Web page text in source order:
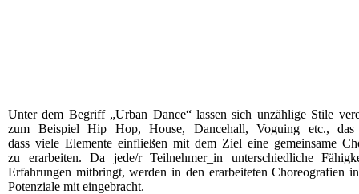
Unter dem Begriff „Urban Dance“ lassen sich unzählige Stile
zum Beispiel Hip Hop, House, Dancehall, Voguing etc., das
dass viele Elemente einfließen mit dem Ziel eine gemeinsame
zu erarbeiten. Da jede/r Teilnehmer_in unterschiedliche
Erfahrungen mitbringt, werden in den erarbeiteten Choreografien
Potenziale mit eingebracht.